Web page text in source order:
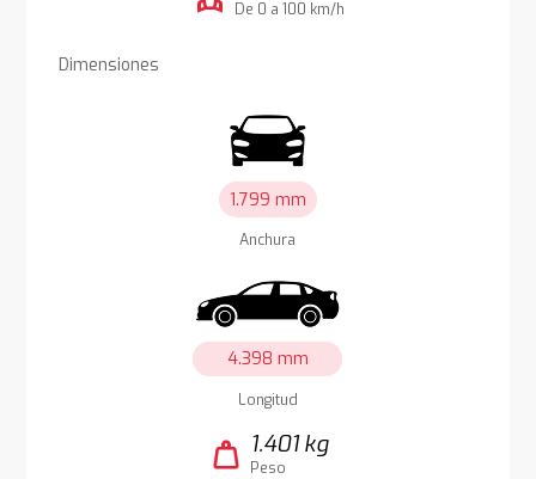
De 0 a 100 km/h
Dimensiones
1.799 mm
Anchura
4.398 mm
Longitud
weight 1.401 kg
Peso